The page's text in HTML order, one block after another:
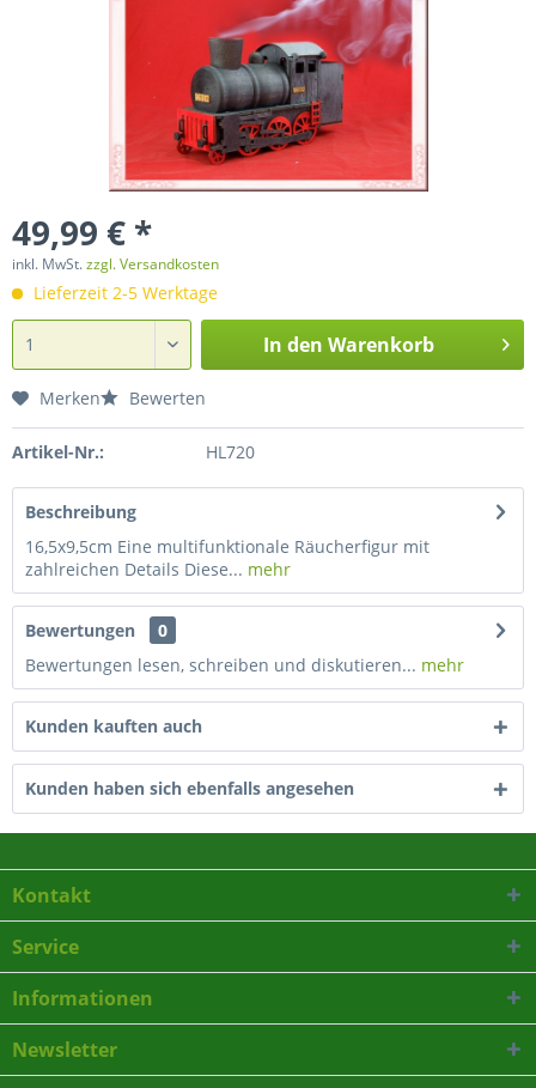
49,99 € *
inkl. MwSt.zzgl. Versandkosten
Lieferzeit 2-5 Werktage
In den Warenkorb
Merken Bewerten
Artikel-Nr.: HL720
Beschreibung
16,5x9,5cm Eine multifunktionale Räucherfigur mit
zahlreichen Details Diese... mehr
Bewertungen
0
Bewertungen lesen, schreiben und diskutieren... mehr
Kunden kauften auch
Kunden haben sich ebenfalls angesehen
Kontakt
Service
Informationen
Newsletter